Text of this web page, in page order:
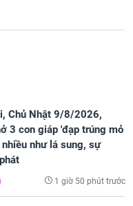
Chủ Nhật 9/8/2026,
3 con giáp 'đạp trúng mỏ
như lá sung, sự
1 giờ 50 phút trước